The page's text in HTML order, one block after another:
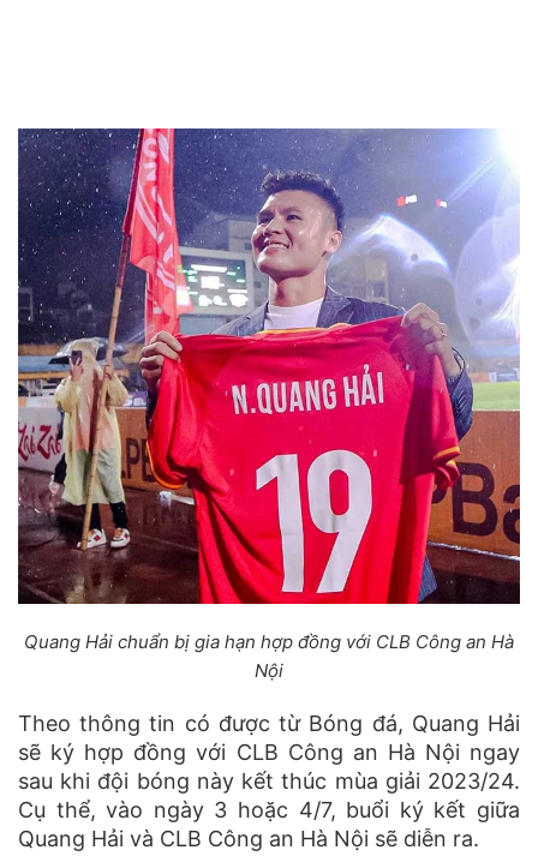
Quang Hải chuẩn bị gia hạn hợp đồng với CLB Công an Hà
Nội
Theo thông tin có được từ Bóng đá, Quang Hải
sẽ ký hợp đồng với CLB Công an Hà Nội ngay
sau khi đội bóng này kết thúc mùa giải 2023/24.
Cụ thể, vào ngày 3 hoặc 4/7, buổi ký kết giữa
Quang Hải và CLB Công an Hà Nội sẽ diễn ra.